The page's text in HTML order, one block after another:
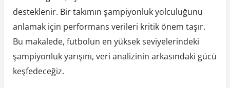
desteklenir. Bir takımın şampiyonluk yolculuğunu
anlamak için performans verileri kritik önem taşır.
Bu makalede, futbolun en yüksek seviyelerindeki
şampiyonluk yarışını, veri analizinin arkasındaki gücü
keşfedeceğiz.